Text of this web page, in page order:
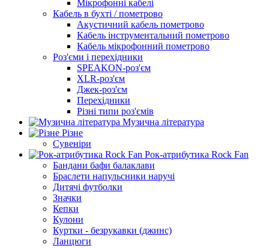
Мікрофонні кабелі
Кабель в бухті / пометрово
Акустичний кабель пометрово
Кабель інструментальний пометрово
Кабель мікрофонний пометрово
Роз'єми і перехідники
SPEAKON-роз'єм
XLR-роз'єм
Джек-роз'єм
Перехідники
Різні типи роз'ємів
Музична література
Різне
Сувеніри
Рок-атрибутика Rock Fan
Бандани бафи балаклави
Браслети напульсники наручі
Дитячі футболки
Значки
Кепки
Кулони
Куртки - безрукавки (джинс)
Ланцюги